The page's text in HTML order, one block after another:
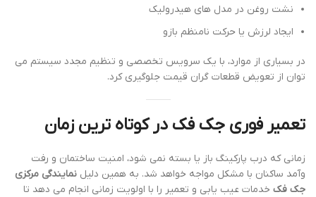
نشت روغن در مدل های هیدرولیک
ایجاد لرزش یا حرکت نامنظم بازو
در بسیاری از موارد، با یک سرویس تخصصی و تنظیم مجدد سیستم می
توان از تعویض قطعات گران قیمت جلوگیری کرد.
تعمیر فوری جک فک در کوتاه ترین زمان
زمانی که درب پارکینگ باز یا بسته نمی شود، امنیت ساختمان و رفت
وآمد ساکنان با مشکل مواجه خواهد شد. به همین دلیل نمایندگی مرکزی
جک فک خدمات عیب یابی و تعمیر را با اولویت زمانی انجام می دهد تا